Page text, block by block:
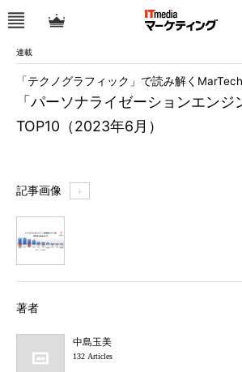
連載
「パーソナライゼーションエン
TOP10（2023年6月）
「テクノグラフィック」で読み解く
記事画像 ＋
著者
中島玉美
132 Articles